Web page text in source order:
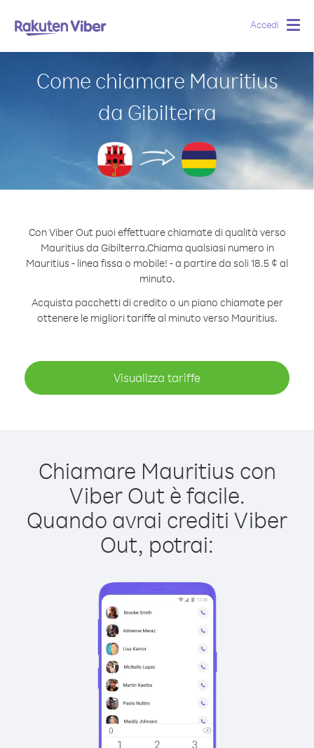
Accedi
Come chiamare Mauritius
da Gibilterra
Con Viber Out puoi effettuare chiamate di qualità verso
Mauritius da Gibilterra.Chiama qualsiasi numero in
Mauritius - linea fissa o mobile! - a partire da soli 18.5 ¢ al
minuto.
Acquista pacchetti di credito o un piano chiamate per
ottenere le migliori tariffe al minuto verso Mauritius.
Visualizza tariffe
Chiamare Mauritius con
Viber Out è facile.
Quando avrai crediti Viber
Out, potrai: